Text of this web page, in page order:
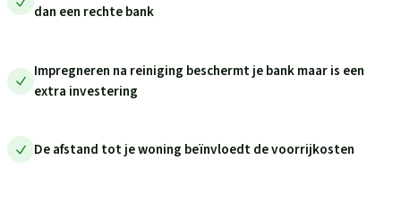
dan een rechte bank
Impregneren na reiniging beschermt je bank maar is een
extra investering
De afstand tot je woning beïnvloedt de voorrijkosten